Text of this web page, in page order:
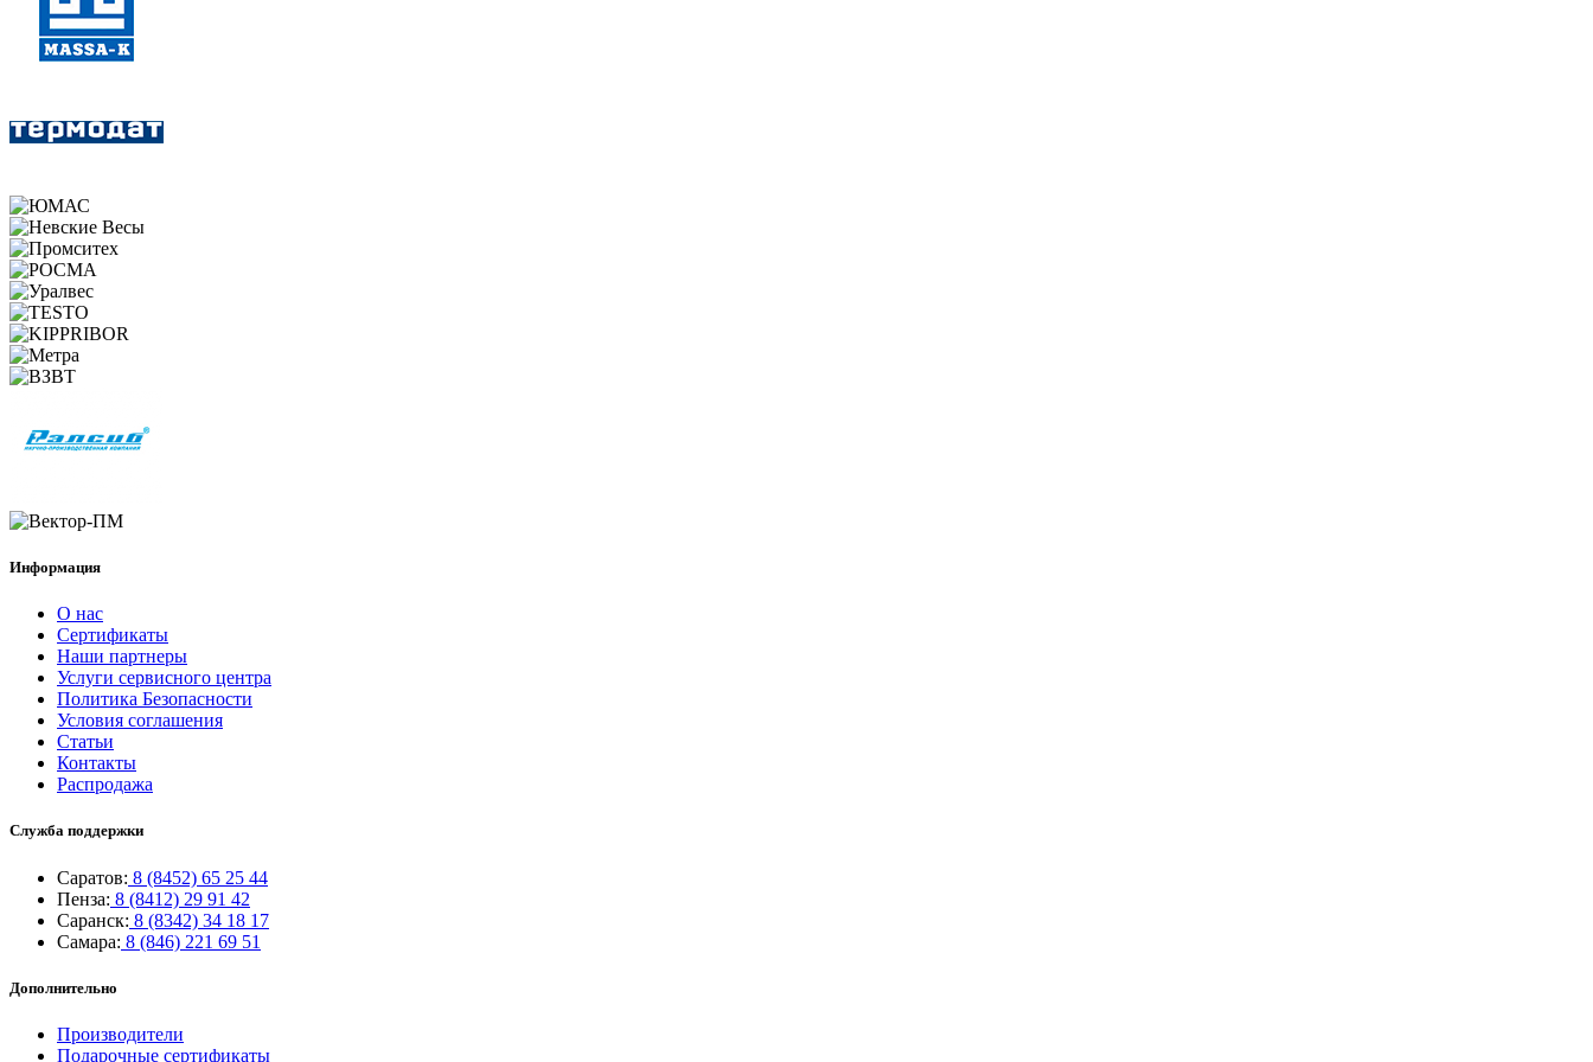
Информация
О нас
Сертификаты
Наши партнеры
Услуги сервисного центра
Политика Безопасности
Условия соглашения
Статьи
Контакты
Распродажа
Служба поддержки
Саратов: 8 (8452) 65 25 44
Пенза: 8 (8412) 29 91 42
Саранск: 8 (8342) 34 18 17
Самара: 8 (846) 221 69 51
Дополнительно
Производители
Подарочные сертификаты